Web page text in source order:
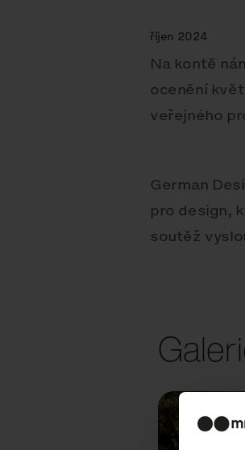
říjen 2024
Na kontě
ocenění
veřejného
German
pro design,
soutěž